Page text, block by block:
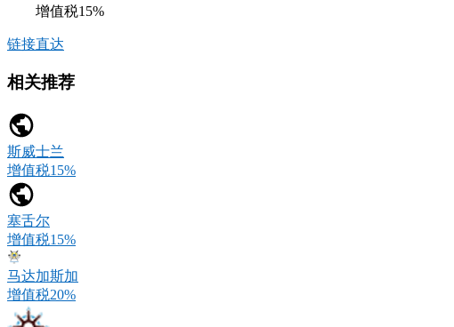
增值税15%
链接直达
相关推荐
斯威士兰
增值税15%
塞舌尔
增值税15%
马达加斯加
增值税20%